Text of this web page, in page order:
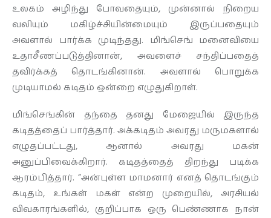
உலகம் அழிந்து போவதையும், முன்னால் நிறைய
வலியும் மகிழ்ச்சியின்மையும் இருப்பதையும்
அவளால் பார்க்க முடிந்தது. மிங்செங் மனைவியை
உதாசீணப்படுத்தினான், அவளைச் சந்திப்பதைத்
தவிர்க்கத் தொடங்கினான். அவளால் பொறுக்க
முடியாமல் கடிதம் ஒன்றை எழுதுகிறாள்.
மிங்செங்கின் தந்தை தனது மேஜையில் இருந்த
கடிதத்தைப் பார்த்தார். அக்கடிதம் அவரது மருமகளால்
எழுதப்பட்டது, ஆனால் அவரது மகன்
அனுப்பிவைக்கிறார். கடிதத்தைத் திறந்து படிக்க
ஆரம்பித்தார். “அன்புள்ள மாமனார் எனத் தொடங்கும்
கடிதம், உங்கள் மகள் என்ற முறையில், அரசியல்
விவகாரங்களில், குறிப்பாக ஒரு பெண்ணாக நான்